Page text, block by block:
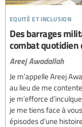
equité et inclusion
Des barrages
combat quotidien
Areej Awadallah
Je m’appelle Areej
au lieu de me
je m’efforce
je me tiens face à
épisodes d’une